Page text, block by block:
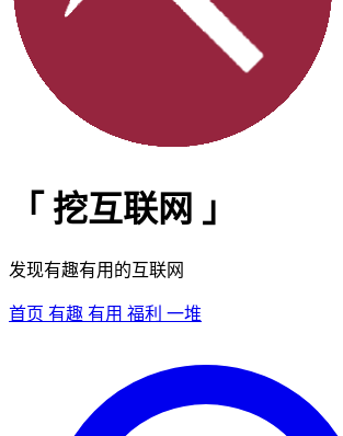
「 挖互联网 」
发现有趣有用的互联网
首页 有趣 有用 福利 一堆